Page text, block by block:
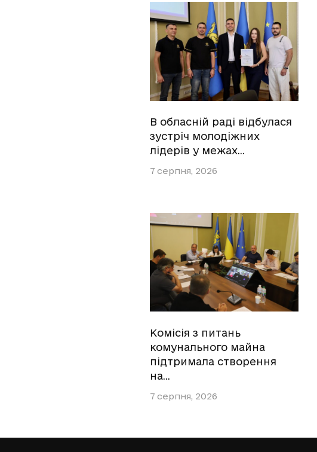
В обласній раді відбулася
зустріч молодіжних
лідерів у межах…
7 серпня, 2026
Комісія з питань
комунального майна
підтримала створення
на…
7 серпня, 2026